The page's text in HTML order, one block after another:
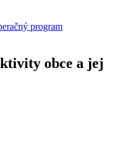
obce a jej